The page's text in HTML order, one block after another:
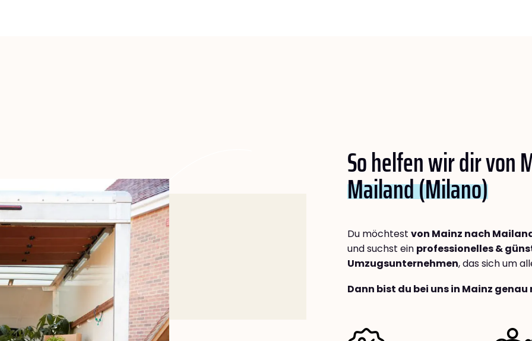
So helfen wir dir von
Mailand (Milano)
Du möchtest von Mainz nach
und suchst ein professionelles &
Umzugsunternehmen, das sich um
Dann bist du bei uns in Mainz